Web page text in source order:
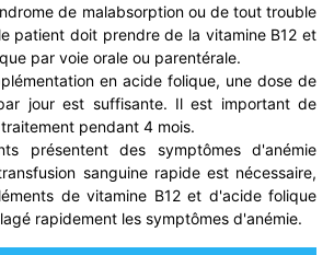
de malabsorption ou de tout trouble
patient doit prendre de la vitamine B12 et
par voie orale ou parentérale.
en acide folique, une dose de
jour est suffisante. Il est important de
pendant 4 mois.
présentent des symptômes d'anémie
sanguine rapide est nécessaire,
de vitamine B12 et d'acide folique
rapidement les symptômes d'anémie.